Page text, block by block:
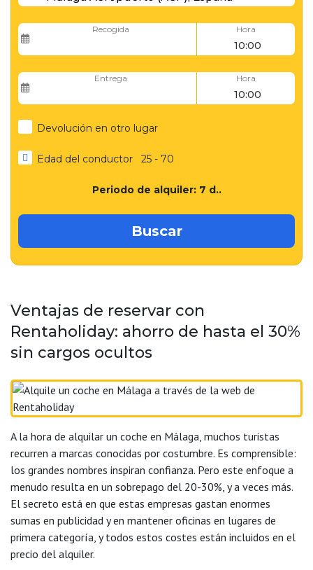
Recogida Hora
Entrega Hora
Devolución en otro lugar
Edad del conductor 25 - 70
Periodo de alquiler: 7 d..
Buscar
Ventajas de reservar con
Rentaholiday: ahorro de hasta el 30%
sin cargos ocultos
A la hora de alquilar un coche en Málaga, muchos turistas
recurren a marcas conocidas por costumbre. Es comprensible:
los grandes nombres inspiran confianza. Pero este enfoque a
menudo resulta en un sobrepago del 20-30%, y a veces más.
El secreto está en que estas empresas gastan enormes
sumas en publicidad y en mantener oficinas en lugares de
primera categoría, y todos estos costes están incluidos en el
precio del alquiler.